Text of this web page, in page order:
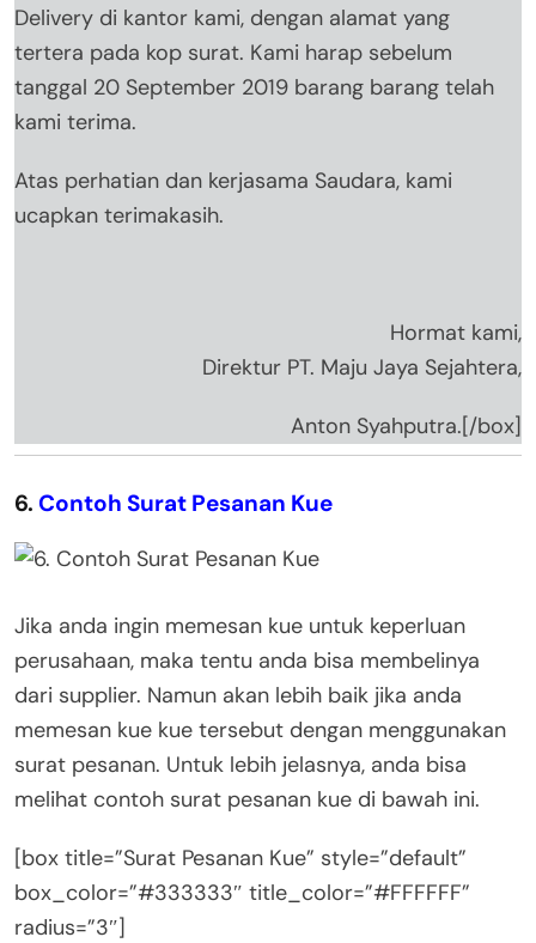
Delivery di kantor kami, dengan alamat yang
tertera pada kop surat. Kami harap sebelum
tanggal 20 September 2019 barang barang telah
kami terima.
Atas perhatian dan kerjasama Saudara, kami
ucapkan terimakasih.
Hormat kami,
Direktur PT. Maju Jaya Sejahtera,
Anton Syahputra.[/box]
6. Contoh Surat Pesanan Kue
Jika anda ingin memesan kue untuk keperluan
perusahaan, maka tentu anda bisa membelinya
dari supplier. Namun akan lebih baik jika anda
memesan kue kue tersebut dengan menggunakan
surat pesanan. Untuk lebih jelasnya, anda bisa
melihat contoh surat pesanan kue di bawah ini.
[box title=”Surat Pesanan Kue” style=”default”
box_color=”#333333″ title_color=”#FFFFFF”
radius=”3″]